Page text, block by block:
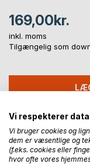
169,00kr.
inkl. moms
Tilgængelig som
Føj til ønskeliste
Anmeld titel
Vi respekterer
Vi bruger cookies og
dem er væsentlige og
(f.eks. cookies eller
hvor ofte vores